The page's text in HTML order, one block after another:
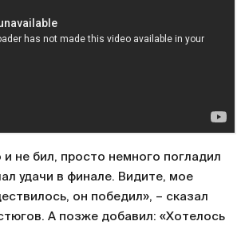
и не бил, просто немного погладил
удачи в финале. Видите, мое
он победил», – сказал
А позже добавил: «Хотелось